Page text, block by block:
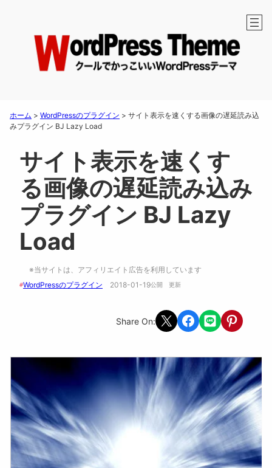
ホーム > WordPressのプラグイン > サイト表示を速くする画像の遅延読み込
みプラグイン BJ Lazy Load
サイト表示を速くす
る画像の遅延読み込み
プラグイン BJ Lazy
Load
※当サイトは、アフィリエイト広告を利用しています
#WordPressのプラグイン 2018-01-19公開 更新
Share On: Share on X Share on Facebook
Share on LINEShare on